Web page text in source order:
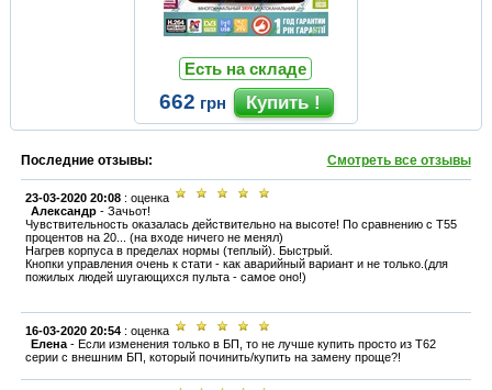
Есть на складе
662 грн
Последние отзывы: Смотреть все отзывы
23-03-2020 20:08 : оценка
Александр -Зачьот!
Чувствительность оказалась действительно на высоте! По сравнению с Т55
процентов на 20... (на входе ничего не менял)
Нагрев корпуса в пределах нормы (теплый). Быстрый.
Кнопки управления очень к стати - как аварийный вариант и не только.(для
пожилых людей шугающихся пульта - самое оно!)
16-03-2020 20:54 : оценка
Елена -Если изменения только в БП, то не лучше купить просто из Т62
серии с внешним БП, который починить/купить на замену проще?!